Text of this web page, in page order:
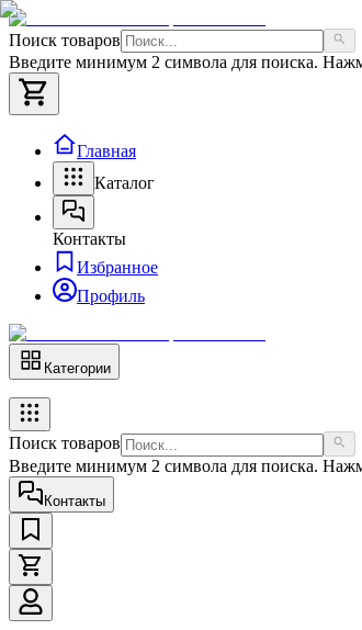
Поиск товаров
Введите минимум 2 символа для поиска.
Главная
Каталог
Контакты
Избранное
Профиль
Категории
Поиск товаров
Введите минимум 2 символа для поиска.
Контакты